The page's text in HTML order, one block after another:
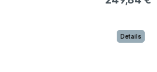
Details